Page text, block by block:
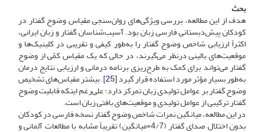
بحث
هدف از این مطالعه، بررسی ویژگی‌های روان‌سنجی مقیاس وضوح گفتار در
کودکان پیش‌دبستانی فارسی زبان بود. آسیب‌شناسان گفتار و زبان ایرانی،
اکثراً ارزیابی شاخص وضوح گفتار را به‌طور کیفی و تقریبی در کلینیک‌ها و
موقعیت‌های بالینی درنظر می‌گیرند، در حالی که یک مقیاس کمّی از وضوح
گفتار می‌تواند برای کمک به طرح‌ریزی برنامه درمانی و ارزیابی نتایج درمان
به‌طور بسیار مؤثر مورد استفاده قرار گیرد [25]. بیشتر مقیاس‌های تشخیص
وضوح گفتار بر عوامل تولیدی زبان تمرکز دارد؛ علی‌رغم اینکه قابلیت وضوح
گفتار ترکیبی از عوامل تولیدی و موقعیت‌های بافتی زبان است.
در این مطالعه، میانگین نمرات شاخص وضوح گفتار نسخه فارسی در کودکان
بدون اختلال صدای گفتار (4/7=میانگین) تقریباً مشابه با مطالعات آلمانی و